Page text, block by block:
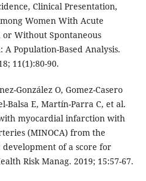
Clinical Presentation,
Women With Acute
Without Spontaneous
Population-Based Analysis.
11(1):80-90.
González O, Gomez-Casero
Balsa E, Martín-Parra C, et al.
myocardial infarction with
(MINOCA) from the
development of a score for
Risk Manag. 2019; 15:57-67.